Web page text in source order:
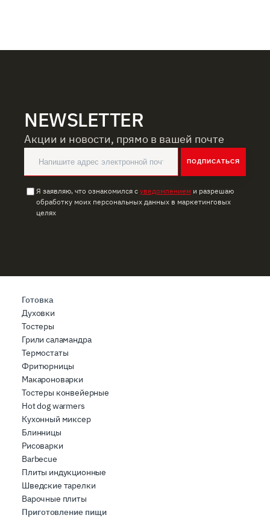
NEWSLETTER
Акции и новости, прямо в вашей почте
ПОДПИСАТЬСЯ
Я заявляю, что ознакомился с уведомлением и разрешаю
обработку моих персональных данных в маркетинговых
целях
Готовка
Духовки
Тостеры
Грили саламандра
Термостаты
Фритюрницы
Макароноварки
Тостеры конвейерные
Hot dog warmers
Кухонный миксер
Блинницы
Рисоварки
Barbecue
Плиты индукционные
Шведские тарелки
Варочные плиты
Приготовление пищи